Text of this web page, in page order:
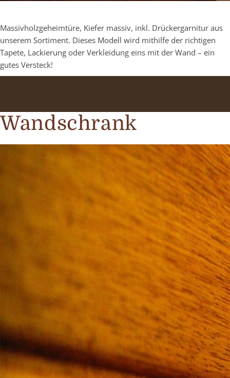
Massivholzgeheimtüre, Kiefer massiv, inkl. Drückergarnitur aus
unserem Sortiment. Dieses Modell wird mithilfe der richtigen
Tapete, Lackierung oder Verkleidung eins mit der Wand – ein
gutes Versteck!
Wandschrank